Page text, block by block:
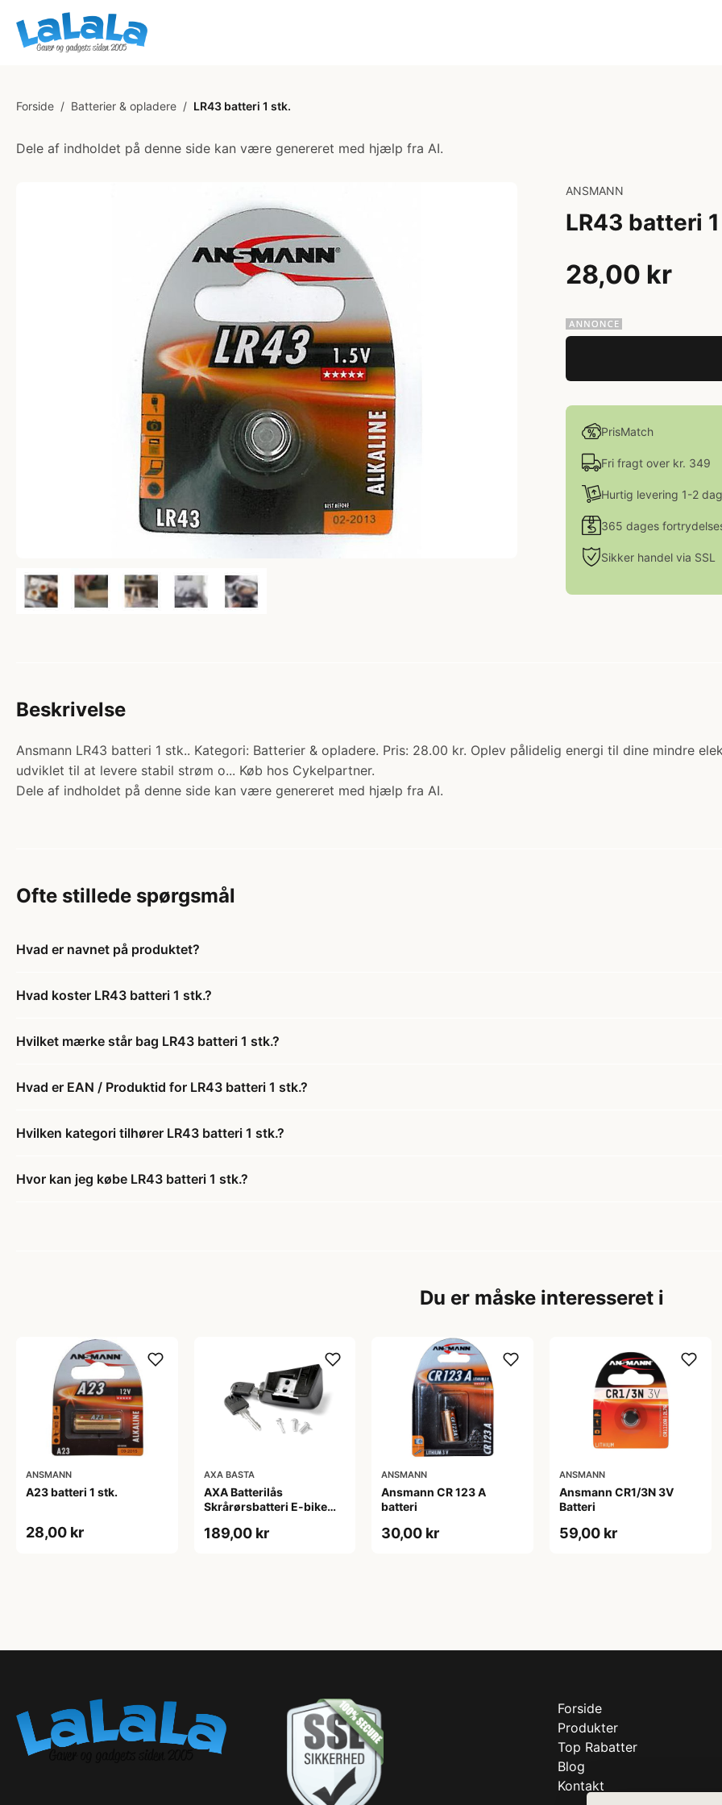
Forside / Batterier & opladere / LR43 batteri 1 stk.
Dele af indholdet på denne side kan være genereret med hjælp fra AI.
ANSMANN
LR43 batteri
28,00 kr
PrisMatch
Fri fragt over kr. 349
Hurtig levering 1-2
365 dages
Sikker handel via SSL
Beskrivelse
Ansmann LR43 batteri 1 stk.. Kategori: Batterier & opladere. Pris: 28.00 kr. Oplev pålidelig energi til dine mindre
udviklet til at levere stabil strøm o... Køb hos Cykelpartner.
Dele af indholdet på denne side kan være genereret med hjælp fra AI.
Ofte stillede spørgsmål
Hvad er navnet på produktet?
Hvad koster LR43 batteri 1 stk.?
Hvilket mærke står bag LR43 batteri 1 stk.?
Hvad er EAN / Produktid for LR43 batteri 1 stk.?
Hvilken kategori tilhører LR43 batteri 1 stk.?
Hvor kan jeg købe LR43 batteri 1 stk.?
Du er måske interesseret i
ANSMANN
A23 batteri 1 stk.
28,00 kr
AXA BASTA
AXA Batterilås
Skrårørsbatteri E-bike
189,00 kr
ANSMANN
Ansmann CR 123 A
batteri
30,00 kr
ANSMANN
Ansmann CR1/3N 3V
Batteri
59,00 kr
Forside
Produkter
Top Rabatter
Blog
Kontakt